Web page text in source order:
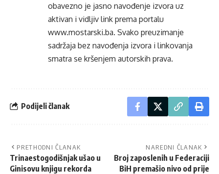
obavezno je jasno navođenje izvora uz
aktivan i vidljiv link prema portalu
www.mostarski.ba. Svako preuzimanje
sadržaja bez navođenja izvora i linkovanja
smatra se kršenjem autorskih prava.
Podijeli članak
PRETHODNI ČLANAK
Trinaestogodišnjak ušao u
Ginisovu knjigu rekorda
NAREDNI ČLANAK
Broj zaposlenih u Federaciji
BiH premašio nivo od prije